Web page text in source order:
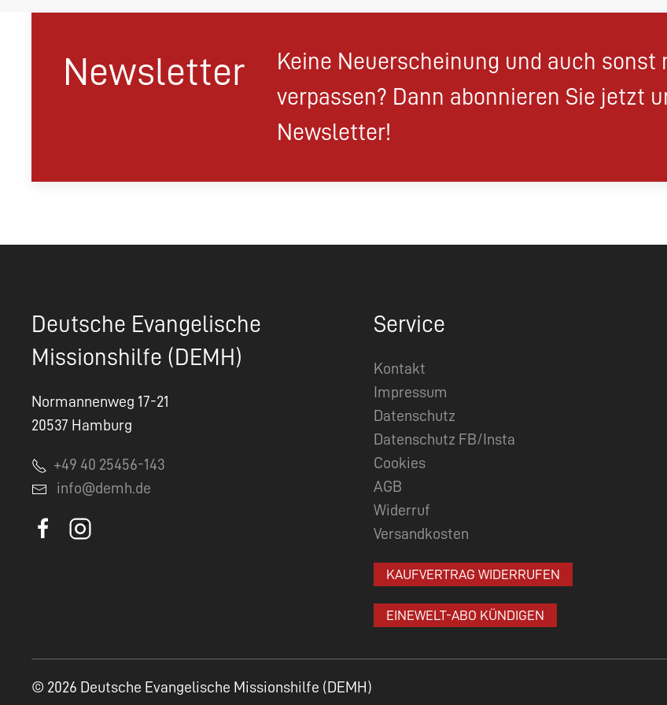
Newsletter
Keine Neuerscheinung und auch sonst
verpassen? Dann abonnieren Sie jetzt
Newsletter!
Deutsche Evangelische
Missionshilfe (DEMH)
Normannenweg 17-21
20537 Hamburg
+49 40 25456-143
info@demh.de
Service
Kontakt
Impressum
Datenschutz
Datenschutz FB/Insta
Cookies
AGB
Widerruf
Versandkosten
KAUFVERTRAG WIDERRUFEN
EINEWELT-ABO KÜNDIGEN
© 2026 Deutsche Evangelische Missionshilfe (DEMH)